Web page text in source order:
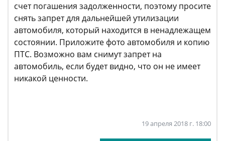
счет погашения задолженности, поэтому просите
снять запрет для дальнейшей утилизации
автомобиля, который находится в ненадлежащем
состоянии. Приложите фото автомобиля и копию
ПТС. Возможно вам снимут запрет на
автомобиль, если будет видно, что он не имеет
никакой ценности.
19 апреля 2018 г. 18:00